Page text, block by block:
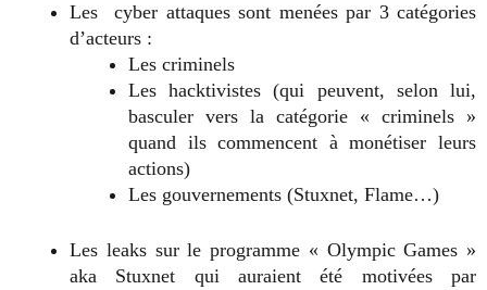
Les cyber attaques sont menées par 3 catégories
d’acteurs :
Les criminels
Les hacktivistes (qui peuvent, selon lui,
basculer vers la catégorie « criminels »
quand ils commencent à monétiser leurs
actions)
Les gouvernements (Stuxnet, Flame…)
Les leaks sur le programme « Olympic Games »
aka Stuxnet qui auraient été motivées par